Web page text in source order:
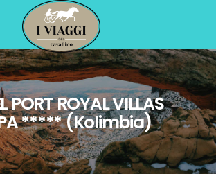
PORT ROYAL VILLAS
***** (Kolimbia)